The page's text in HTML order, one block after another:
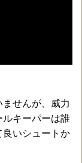
せんが、威力
ルキーパーは誰
良いシュートか